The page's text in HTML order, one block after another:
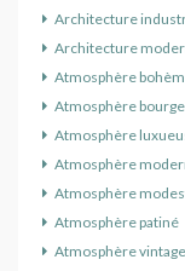
Architecture
Architecture
Atmosphère
Atmosphère
Atmosphère
Atmosphère
Atmosphère
Atmosphère patiné
Atmosphère vintage